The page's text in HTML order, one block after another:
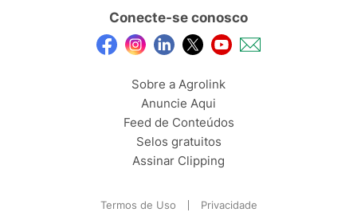
Conecte-se conosco
Sobre a Agrolink
Anuncie Aqui
Feed de Conteúdos
Selos gratuitos
Assinar Clipping
Termos de Uso Privacidade